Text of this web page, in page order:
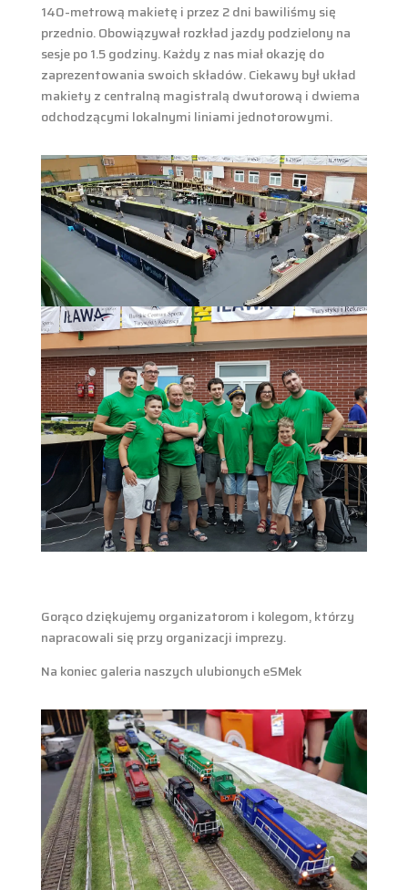
140-metrową makietę i przez 2 dni bawiliśmy się
przednio. Obowiązywał rozkład jazdy podzielony na
sesje po 1.5 godziny. Każdy z nas miał okazję do
zaprezentowania swoich składów. Ciekawy był układ
makiety z centralną magistralą dwutorową i dwiema
odchodzącymi lokalnymi liniami jednotorowymi.
Gorąco dziękujemy organizatorom i kolegom, którzy
napracowali się przy organizacji imprezy.
Na koniec galeria naszych ulubionych eSMek